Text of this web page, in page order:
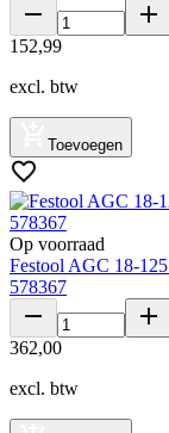
152,99
excl. btw
Toevoegen
Op voorraad
Festool AGC 18-
578367
362,00
excl. btw